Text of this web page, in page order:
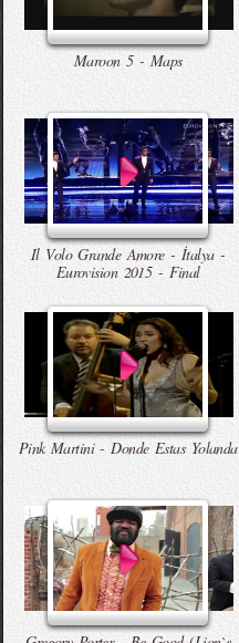
Maroon 5 - Maps
Il Volo Grande Amore - İtalya -
Eurovision 2015 - Final
Pink Martini - Donde Estas Yolanda